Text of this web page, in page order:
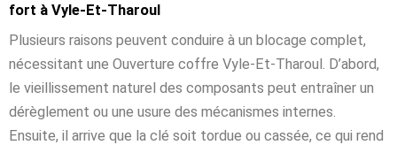
fort à Vyle-Et-Tharoul
Plusieurs raisons peuvent conduire à un blocage complet,
nécessitant une Ouverture coffre Vyle-Et-Tharoul. D’abord,
le vieillissement naturel des composants peut entraîner un
dérèglement ou une usure des mécanismes internes.
Ensuite, il arrive que la clé soit tordue ou cassée, ce qui rend